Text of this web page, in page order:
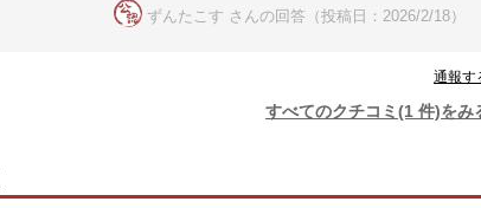
ずんたこす さんの回答（投稿日：2026/2/18）
通報す
すべてのクチコミ(1 件)をみ